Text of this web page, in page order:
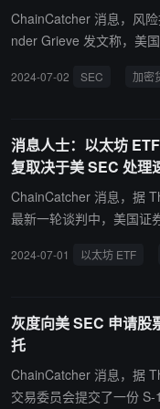
ChainCatcher 消息，风
nder Grieve 发文称，美
中，他呼吁更新 S-1 表格
2024-07-02 SEC 加密
消息人士：以太坊
复取决于美 SEC 处理
ChainCatcher 消息，据
最新一轮谈判中，美国证
少量评论。发行人已被要
的处理速度。
2024-07-01 以太坊 ETF
灰度向美 SEC 申请股
托
ChainCatcher 消息，据
交易委员会提交了一份